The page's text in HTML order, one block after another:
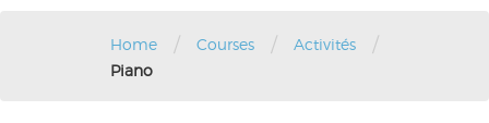
Home / Courses / Activités /
Piano